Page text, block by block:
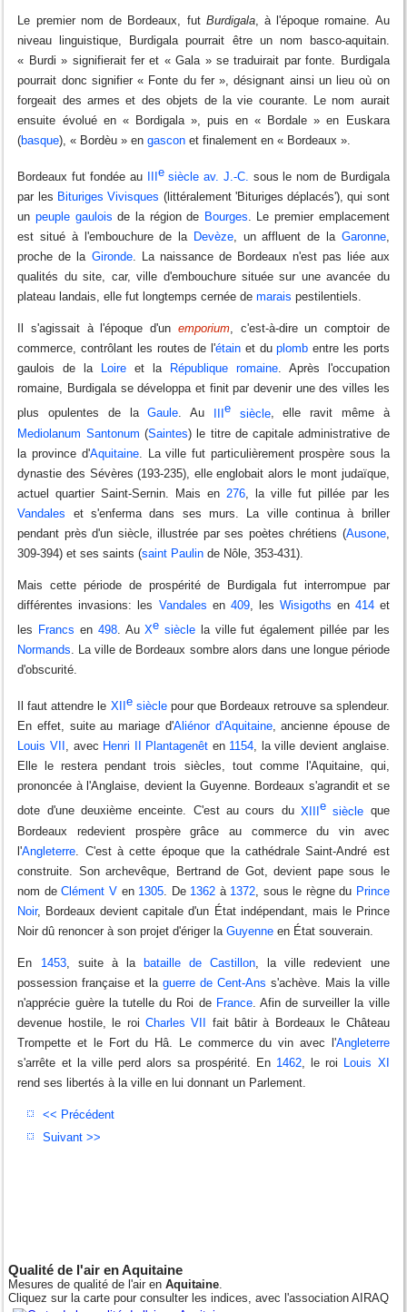
Le premier nom de Bordeaux, fut Burdigala, à l'époque romaine. Au
niveau linguistique, Burdigala pourrait être un nom basco-aquitain.
« Burdi » signifierait fer et « Gala » se traduirait par fonte. Burdigala
pourrait donc signifier « Fonte du fer », désignant ainsi un lieu où on
forgeait des armes et des objets de la vie courante. Le nom aurait
ensuite évolué en « Bordigala », puis en « Bordale » en Euskara
(basque), « Bordèu » engascon et finalement en « Bordeaux ».
Bordeaux fut fondée au esiècle av. J.-C. sous le nom de Burdigala
par les Bituriges Vivisques (littéralement 'Bituriges déplacés'), qui sont
unpeuple gaulois de la région de Bourges. Le premier emplacement
est situé à l'embouchure de la Devèze, un affluent de la Garonne,
proche de la Gironde. La naissance de Bordeaux n'est pas liée aux
qualités du site, car, ville d'embouchure située sur une avancée du
plateau landais, elle fut longtemps cernée demarais pestilentiels.
Il s'agissait à l'époque d'un emporium, c'est-à-dire un comptoir de
commerce, contrôlant les routes de l'étain et duplomb entre les ports
gaulois de la
Loire et la République romaine. Après l'occupation
romaine, Burdigala se développa et finit par devenir une des villes les
plus opulentes de laGaule. Au esiècle, elle ravit même à
Mediolanum Santonum (Saintes) le titre de capitale administrative de
la province d'Aquitaine. La ville fut particulièrement prospère sous la
dynastie des Sévères (193-235), elle englobait alors le mont judaïque,
actuel quartier Saint-Sernin. Mais en 276 , la ville fut pillée par les
Vandales et s'enferma dans ses murs. La ville continua à briller
pendant près d'un siècle, illustrée par ses poètes chrétiens (Ausone,
309-394) et ses saints (saint Paulin de Nôle, 353-431).
Mais cette période de prospérité de Burdigala fut interrompue par
différentes invasions: les Vandales en 409, les Wisigoths en 414et
les Francs en 498. AuXe siècle la ville fut également pillée par les
Normands. La ville de Bordeaux sombre alors dans une longue période
d'obscurité.
Il faut attendre le XII esièclepour que Bordeaux retrouve sa splendeur.
En effet, suite au mariage d'Aliénor d'Aquitaine, ancienne épouse de
Louis VII , avec Henri II Plantagenêt en 1154, la ville devient anglaise.
Elle le restera pendant trois siècles, tout comme l'Aquitaine, qui,
prononcée à l'Anglaise, devient la Guyenne. Bordeaux s'agrandit et se
dote d'une deuxième enceinte. C'est au cours du XIIIesiècle que
Bordeaux redevient prospère grâce au commerce du vin avec
l'Angleterre . C'est à cette époque que la cathédrale Saint-André est
construite. Son archevêque, Bertrand de Got, devient pape sous le
nom deClément V en 1305 . De 1362 à 1372 , sous le règne du Prince
Noir, Bordeaux devient capitale d'un État indépendant, mais le Prince
Noir dû renoncer à son projet d'ériger laGuyenne en État souverain.
En 1453, suite à la bataille de Castillon , la ville redevient une
possession française et laguerre de Cent-Ans s'achève. Mais la ville
n'apprécie guère la tutelle du Roi de France. Afin de surveiller la ville
devenue hostile, le roi Charles VII fait bâtir à Bordeaux le Château
Trompette et le Fort du Hâ. Le commerce du vin avec l'Angleterre
s'arrête et la ville perd alors sa prospérité. En 1462 , le roi Louis XI
rend ses libertés à la ville en lui donnant un Parlement.
<< Précédent
Suivant >>
Qualité de l'air en Aquitaine
Mesures de qualité de l'air enAquitaine
Cliquez sur la carte pour consulter les indices, avec l'association AIRAQ